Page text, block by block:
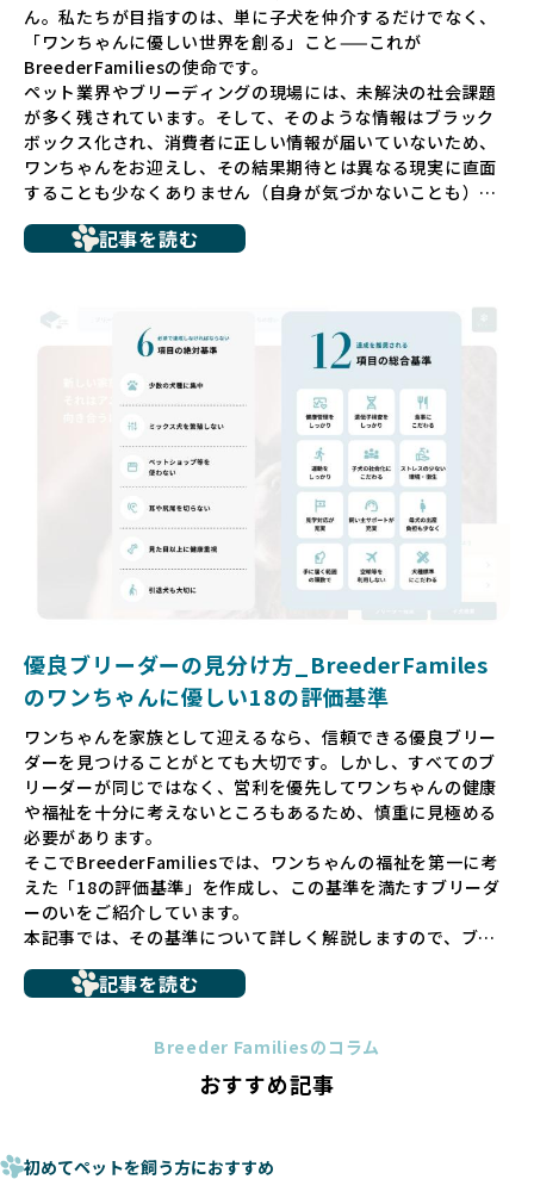
ん。私たちが目指すのは、単に子犬を仲介するだけでなく、
「ワンちゃんに優しい世界を創る」こと——これが
BreederFamiliesの使命です。
ペット業界やブリーディングの現場には、未解決の社会課題
が多く残されています。そして、そのような情報はブラック
ボックス化され、消費者に正しい情報が届いていないため、
ワンちゃんをお迎えし、その結果期待とは異なる現実に直面
することも少なくありません（自身が気づかないことも）。
ち、健康面や社会性に問題を抱えていたり、またブリーダー
いるというケースもあります。こうした問題は、消費者にと
っても大きな負担であり、ワンちゃん自身にとっても非常に
だからこそ、私たちは正しい情報と安心して選べる場所を提
供すべきだと考えています。BreederFamiliesでは、ワンち
ゃんを家族のように愛する「優良ブリーダー」のみを独自の
厳しい基準で厳選し、その評価基準や評価結果をオープンに
しています。これにより、消費者の皆様が安心して子犬やブ
リーダーを選べる環境を整えています。
そして、消費者の皆様が正しい情報をもとに優良ブリーダー
を求めることで、ワンちゃんを家族のように愛する優良ブリ
ーダーが増え、営利優先の「悪徳ブリーダー」が自然と淘汰
される社会を目指しています。目の前の子犬だけでなく、親
ゃんに優しい世界を築いていきたいと考えています。
長するための環境が十分に整っていない場合が多く、販売ま
での間に過密な環境や長距離移動のストレスを受けることが
少なくありません。このような環境は、健康リスクや社会性
の問題につながりやすく、ワンちゃんにとっても望ましいと
は言えません。
こうした背景から、BreederFamiliesはペットショップを介
さない直接販売を採用するとともに、ペットオークションや
ペットショップを利用するブリーダーの掲載も行ってしませ
ん。
ペットショップを避けた方がいい理由の詳細はこちら
法令レベルの最低基準にとどまっていることが問題です。こ
ものに過ぎず、ワンちゃんの心身の福祉やブリーダーの責任
少なくなく、消費者にとって選択の判断が難しい現状があり
記事を読む
優良ブリーダーの見分け方_BreederFamiles
のワンちゃんに優しい18の評価基準
ワンちゃんを家族として迎えるなら、信頼できる優良ブリー
ダーを見つけることがとても大切です。しかし、すべてのブ
リーダーが同じではなく、営利を優先してワンちゃんの健康
や福祉を十分に考えないところもあるため、慎重に見極める
必要があります。
そこでBreederFamiliesでは、ワンちゃんの福祉を第一に考
えた「18の評価基準」を作成し、この基準を満たすブリーダ
ーのいをご紹介しています。
本記事では、その基準について詳しく解説しますので、ブリ
に断尾（しっぽを切る）や断耳（耳を切る）が行われている
ことがあります。
これは痛みを伴う処置で、ワンちゃんの身体的な負担が大き
手段でもあるため、切断されることで他の犬や人間との意思
記事を読む
Breeder Familiesのコラム
おすすめ記事
初めてペットを飼う方におすすめ